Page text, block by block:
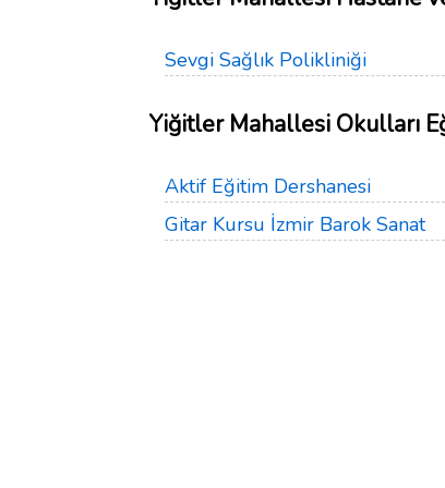
Sevgi Sağlık Polikliniği
Yiğitler Mahallesi Okulları
Aktif Eğitim Dershanesi
Gitar Kursu İzmir Barok Sanat